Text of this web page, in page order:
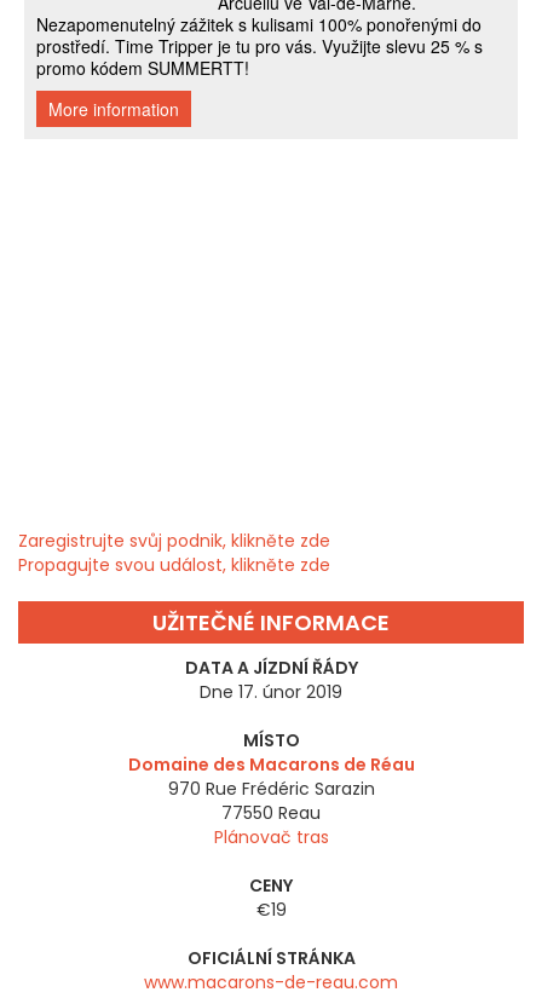
Zaregistrujte svůj podnik, klikněte zde
Propagujte svou událost, klikněte zde
UŽITEČNÉ INFORMACE
DATA A JÍZDNÍ ŘÁDY
Dne 17. únor 2019
MÍSTO
Domaine des Macarons de Réau
970 Rue Frédéric Sarazin
77550 Reau
Plánovač tras
CENY
€19
OFICIÁLNÍ STRÁNKA
www.macarons-de-reau.com